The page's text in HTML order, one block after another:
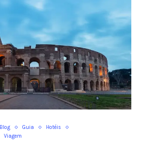
Blog Guia
Hotéis
Viagem